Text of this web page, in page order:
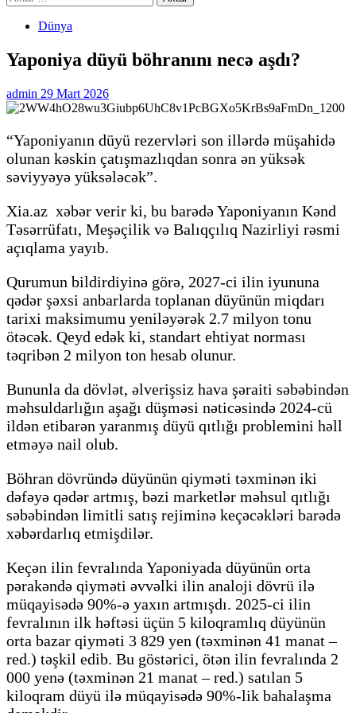
Dünya
Yaponiya düyü böhranını necə aşdı?
admin 29 Mart 2026
“Yaponiyanın düyü rezervləri son illərdə müşahidə
olunan kəskin çatışmazlıqdan sonra ən yüksək
səviyyəyə yüksələcək”.
Xia.az xəbər verir ki, bu barədə Yaponiyanın Kənd
Təsərrüfatı, Meşəçilik və Balıqçılıq Nazirliyi rəsmi
açıqlama yayıb.
Qurumun bildirdiyinə görə, 2027-ci ilin iyununa
qədər şəxsi anbarlarda toplanan düyünün miqdarı
tarixi maksimumu yeniləyərək 2.7 milyon tonu
ötəcək. Qeyd edək ki, standart ehtiyat norması
təqribən 2 milyon ton hesab olunur.
Bununla da dövlət, əlverişsiz hava şəraiti səbəbindən
məhsuldarlığın aşağı düşməsi nəticəsində 2024-cü
ildən etibarən yaranmış düyü qıtlığı problemini həll
etməyə nail olub.
Böhran dövründə düyünün qiyməti təxminən iki
dəfəyə qədər artmış, bəzi marketlər məhsul qıtlığı
səbəbindən limitli satış rejiminə keçəcəkləri barədə
xəbərdarlıq etmişdilər.
Keçən ilin fevralında Yaponiyada düyünün orta
pərakəndə qiyməti əvvəlki ilin analoji dövrü ilə
müqayisədə 90%-ə yaxın artmışdı. 2025-ci ilin
fevralının ilk həftəsi üçün 5 kiloqramlıq düyünün
orta bazar qiyməti 3 829 yen (təxminən 41 manat –
red.) təşkil edib. Bu göstərici, ötən ilin fevralında 2
000 yenə (təxminən 21 manat – red.) satılan 5
kiloqram düyü ilə müqayisədə 90%-lik bahalaşma